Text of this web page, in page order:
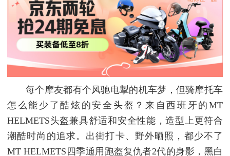
每个摩友都有个风驰电掣的机车梦，但骑摩托车
怎么能少了酷炫的安全头盔？来自西班牙的MT
HELMETS头盔兼具舒适和安全性能，造型上更符合
潮酷时尚的追求。出街打卡、野外晒照，都少不了
MT HELMETS四季通用跑盔复仇者2代的身影，黑白